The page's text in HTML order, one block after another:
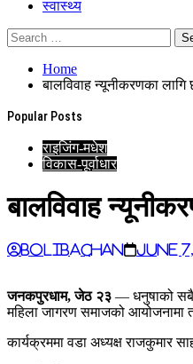
स्वास्थ्य
Home
बालविवाह न्यूनीकरणका
Popular Posts
राइजिंग-मधेश
विकास-पूर्वाधार
बालविवाह
BoliBachan June
जनकपुरधाम, जेठ २३ — धनुषाको
महिला जागरण समाजको आयोजनामा
कार्यक्रममा वडा अध्यक्ष राजकुमार